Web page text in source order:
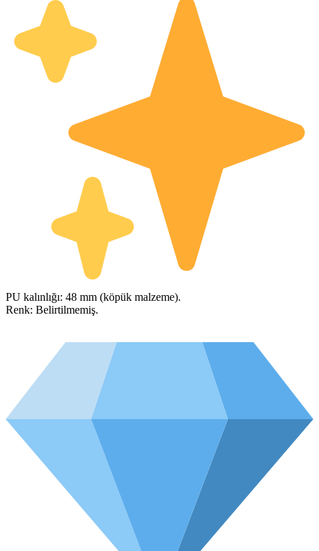
PU kalınlığı: 48 mm (köpük malzeme).
Renk: Belirtilmemiş.